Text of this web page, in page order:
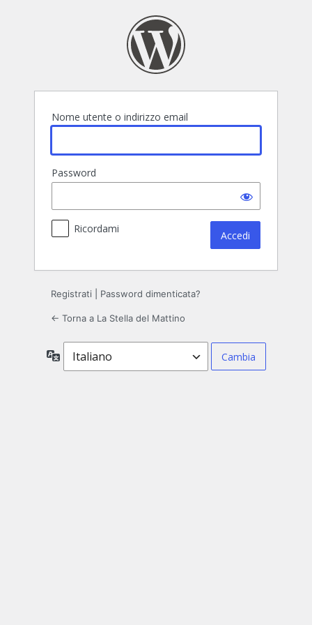
Nome utente o indirizzo email
Password
Ricordami
Registrati Password dimenticata?
← Torna a La Stella del Mattino
Lingua